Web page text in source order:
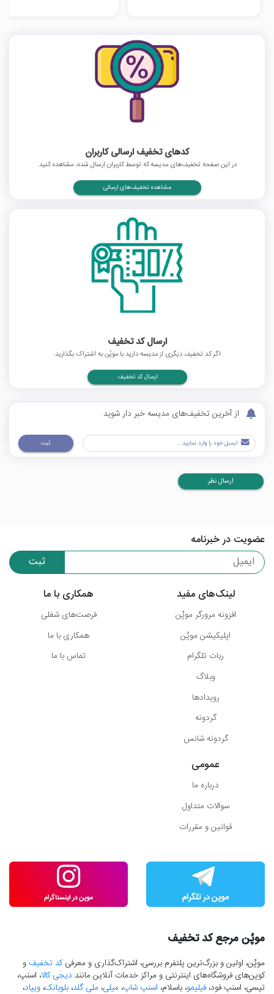
کدهای تخفیف ارسالی کاربران
در این صفحه تخفیف‌های مدیسه که توسط کاربران ارسال شده، مشاهده کنید.
مشاهده تخفیف‌های ارسالی
ارسال کد تخفیف
اگر کد تخفیف دیگری از مدیسه دارید با موپُن به اشتراک بگذارید.
ارسال کد تخفیف
از آخرین تخفیف‌های مدیسه خبر دار شوید
ثبت
ارسال نظر
عضویت در خبرنامه
ثبت
لینک‌های مفید
افزونه مرورگر موپُن
اپلیکیشن موپُن
ربات تلگرام
وبلاگ
رویدادها
گردونه
گردونه شانس
همکاری با ما
فرصت‌های شغلی
همکاری با ما
تماس با ما
عمومی
درباره ما
سوالات متداول
قوانین و مقررات
موپُن مرجع کد تخفیف
موپُن، اولین و بزرگ‌ترین پلتفرم بررسی، اشتراک‌گذاری و معرفیکد تخفیف و
کوپن‌های فروشگاه‌های اینترنتی و مراکز خدمات آنلاین مانند دیجی کالا، اسنپ،
تپسی، اسنپ فود، فیلیمو، باسلام، اسنپ شاپ، میلی، ملی گلد، بلوبانک، ویپاد،